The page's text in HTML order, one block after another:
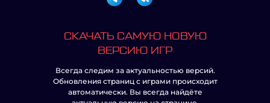
СКАЧАТЬ САМУЮ НОВУЮ
ВЕРСИЮ ИГР
Всегда следим за актуальностью версий.
Обновления страниц с играми происходит
автоматически. Вы всегда найдёте